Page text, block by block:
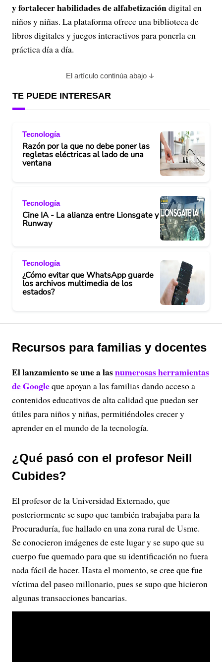
V
i
o
y fortalecer habilidades de alfabetizacióndigital en
niños y niñas. La plataforma ofrece una biblioteca de
libros digitales y juegos interactivos para ponerla en
práctica día a día.
El artículo continúa abajo
TE PUEDE INTERESAR
Tecnología
Razón por la que no debe poner las
regletas eléctricas al lado de una
ventana
Tecnología
Cine IA - La alianza entre Lionsgate y
Runway
Tecnología
¿Cómo evitar que WhatsApp guarde
los archivos multimedia de los
estados?
Recursos para familias y docentes
El lanzamiento se une a lasnumerosas herramientas
de Googleque apoyan a las familias dando acceso a
contenidos educativos de alta calidad que puedan ser
útiles para niños y niñas, permitiéndoles crecer y
aprender en el mundo de la tecnología.
¿Qué pasó con el profesor Neill
Cubides?
El profesor de la Universidad Externado, que
posteriormente se supo que también trabajaba para la
Procuraduría, fue hallado en una zona rural de Usme.
Se conocieron imágenes de este lugar y se supo que su
cuerpo fue quemado para que su identificación no fuera
nada fácil de hacer. Hasta el momento, se cree que fue
víctima del paseo millonario, pues se supo que hicieron
algunas transacciones bancarias.